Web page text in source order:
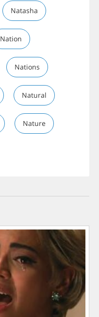
Natasha
Nation
Nations
Natural
Nature